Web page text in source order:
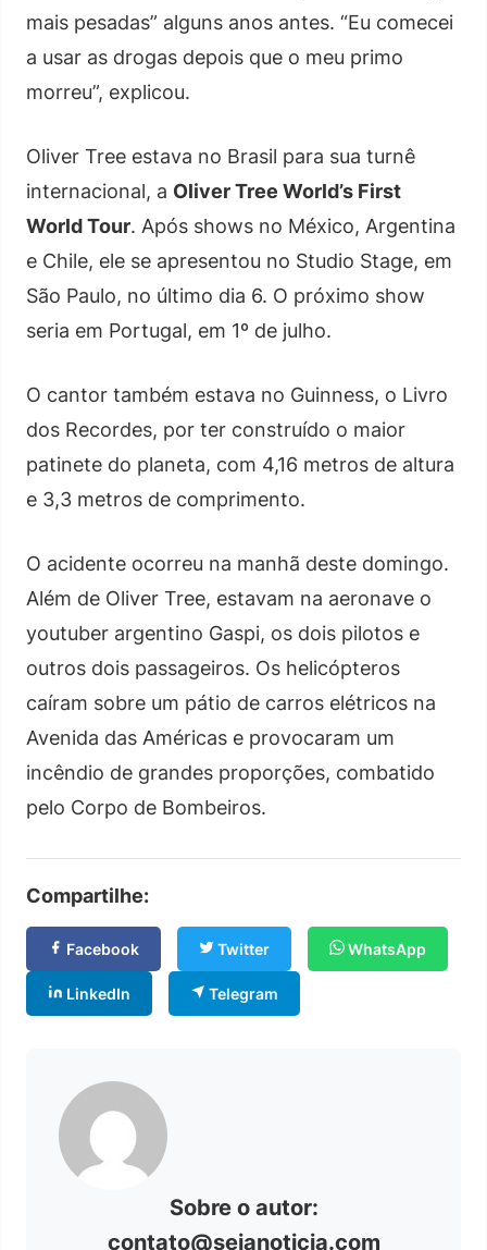
mais pesadas” alguns anos antes. “Eu comecei
a usar as drogas depois que o meu primo
morreu”, explicou.
Oliver Tree estava no Brasil para sua turnê
internacional, a Oliver Tree World’s First
World Tour. Após shows no México, Argentina
e Chile, ele se apresentou no Studio Stage, em
São Paulo, no último dia 6. O próximo show
seria em Portugal, em 1º de julho.
O cantor também estava no Guinness, o Livro
dos Recordes, por ter construído o maior
patinete do planeta, com 4,16 metros de altura
e 3,3 metros de comprimento.
O acidente ocorreu na manhã deste domingo.
Além de Oliver Tree, estavam na aeronave o
youtuber argentino Gaspi, os dois pilotos e
outros dois passageiros. Os helicópteros
caíram sobre um pátio de carros elétricos na
Avenida das Américas e provocaram um
incêndio de grandes proporções, combatido
pelo Corpo de Bombeiros.
Compartilhe:
Facebook Twitter WhatsApp
LinkedIn Telegram
Sobre o autor:
contato@sejanoticia.com